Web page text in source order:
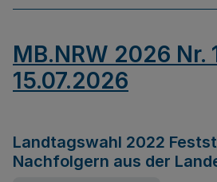
MB.NRW 2026 Nr.
15.07.2026
Landtagswahl 2022
Nachfolgern aus der